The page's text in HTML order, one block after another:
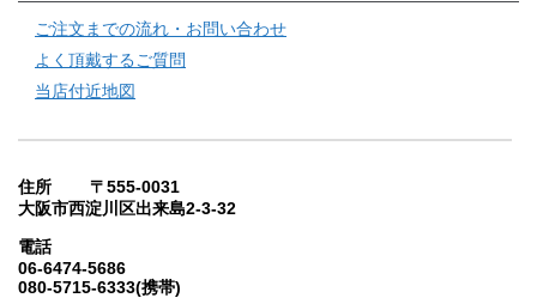
ご注文までの流れ・お問い合わせ
よく頂戴するご質問
当店付近地図
住所 〒555-0031
大阪市西淀川区出来島2-3-32
電話
06-6474-5686
080-5715-6333(携帯)